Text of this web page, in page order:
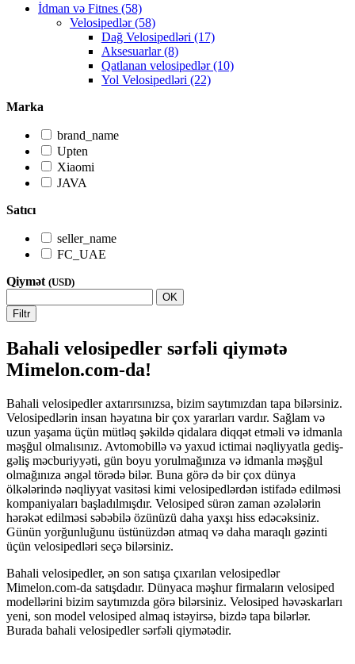
İdman və Fitnes (58)
Velosipedlər (58)
Dağ Velosipedləri (17)
Aksesuarlar (8)
Qatlanan velosipedlər (10)
Yol Velosipedləri (22)
Marka
brand_name
Upten
Xiaomi
JAVA
Satıcı
seller_name
FC_UAE
Qiymət (USD)
OK
Filtr
Bahali velosipedler sərfəli qiymətə
Mimelon.com-da!
Bahali velosipedler axtarırsınızsa, bizim saytımızdan tapa bilərsiniz.
Velosipedlərin insan həyatına bir çox yararları vardır. Sağlam və
uzun yaşama üçün mütləq şəkildə qidalara diqqət etməli və idmanla
məşğul olmalısınız. Avtomobillə və yaxud ictimai nəqliyyatla gediş-
gəliş məcburiyyəti, gün boyu yorulmağınıza və idmanla məşğul
olmağınıza əngəl törədə bilər. Buna görə də bir çox dünya
ölkələrində nəqliyyat vasitəsi kimi velosipedlərdən istifadə edilməsi
kompaniyaları başladılmışdır. Velosiped sürən zaman əzələlərin
hərəkət edilməsi səbəbilə özünüzü daha yaxşı hiss edəcəksiniz.
Günün yorğunluğunu üstünüzdən atmaq və daha maraqlı gəzinti
üçün velosipedləri seçə bilərsiniz.
Bahali velosipedler, ən son satışa çıxarılan velosipedlər
Mimelon.com-da satışdadır. Dünyaca məşhur firmaların velosiped
modellərini bizim saytımızda görə bilərsiniz. Velosiped həvəskarları
yeni, son model velosiped almaq istəyirsə, bizdə tapa bilərlər.
Burada bahali velosipedler sərfəli qiymətədir.